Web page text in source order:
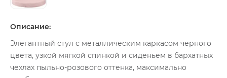
Описание:
Элегантный стул с металлическим каркасом черного
цвета, узкой мягкой спинкой и сиденьем в бархатных
чехлах пыльно-розового оттенка, максимально